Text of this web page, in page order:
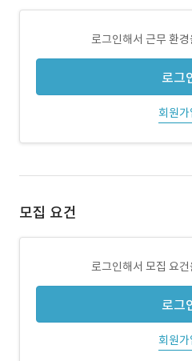
로그인해서 근무 환
로그
회원가
모집 요건
로그인해서 모집 요
로그
회원가